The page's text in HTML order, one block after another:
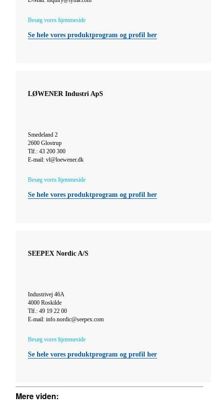
Besøg vores hjemmeside
Se hele vores produktprogram og profil her
LØWENER Industri ApS
Smedeland 2
2600 Glostrup
Tlf.: 43 200 300
E-mail: vl@loewener.dk
Besøg vores hjemmeside
Se hele vores produktprogram og profil her
SEEPEX Nordic A/S
Industrivej 46A
4000 Roskilde
Tlf.: 49 19 22 00
E-mail: info.nordic@seepex.com
Besøg vores hjemmeside
Se hele vores produktprogram og profil her
Mere viden: